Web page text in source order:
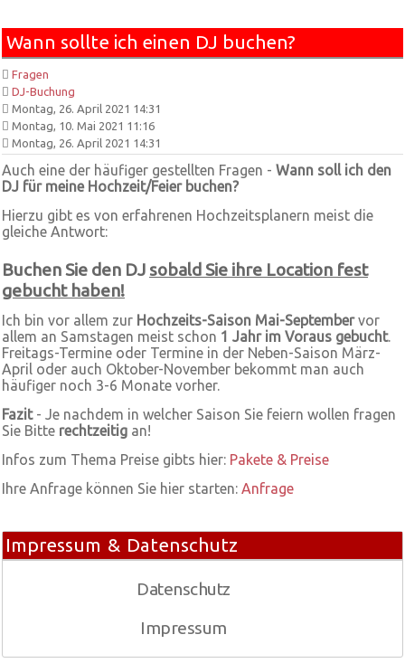
Wann sollte ich einen DJ buchen?
Fragen
DJ-Buchung
Montag, 26. April 2021 14:31
Montag, 10. Mai 2021 11:16
Montag, 26. April 2021 14:31
Auch eine der häufiger gestellten Fragen - Wann soll ich den
DJ für meine Hochzeit/Feier buchen?
Hierzu gibt es von erfahrenen Hochzeitsplanern meist die
gleiche Antwort:
Buchen Sie den DJ sobald Sie ihre Location fest
gebucht haben!
Ich bin vor allem zur Hochzeits-Saison Mai-Septembervor
allem an Samstagen meist schon 1 Jahr im Voraus gebucht.
Freitags-Termine oder Termine in der Neben-Saison März-
April oder auch Oktober-November bekommt man auch
häufiger noch 3-6 Monate vorher.
Fazit- Je nachdem in welcher Saison Sie feiern wollen fragen
Sie Bitte rechtzeitig an!
Infos zum Thema Preise gibts hier: Pakete & Preise
Ihre Anfrage können Sie hier starten: Anfrage
Impressum & Datenschutz
Datenschutz
Impressum